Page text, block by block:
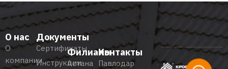
О нас
О
компании
Документы
Сертификаты
Инструкции
Филиалы
Астана
Контакты
Павлодар